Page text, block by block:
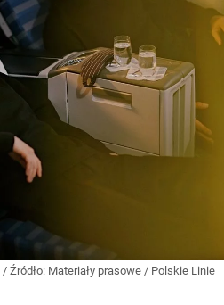
/ Źródło: Materiały prasowe / Polskie Linie